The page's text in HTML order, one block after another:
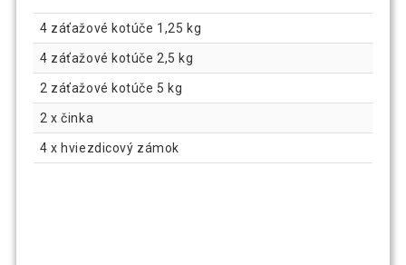
4 záťažové kotúče 1,25 kg
4 záťažové kotúče 2,5 kg
2 záťažové kotúče 5 kg
2 x činka
4 x hviezdicový zámok